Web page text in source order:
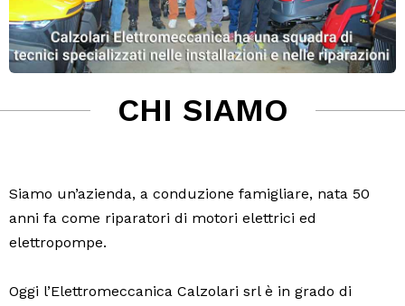
CHI SIAMO
Siamo un’azienda, a conduzione famigliare, nata 50
anni fa come riparatori di motori elettrici ed
elettropompe.
Oggi l’Elettromeccanica Calzolari srl è in grado di